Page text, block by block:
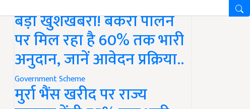
बड़ी खुशखबरी! बकरी पालन
पर मिल रहा है 60% तक भारी
अनुदान, जानें आवेदन प्रक्रिया..
Government Scheme
मुर्रा भैंस खरीद पर राज्य